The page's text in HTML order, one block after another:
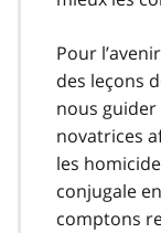
Pour
des leçons
nous
novatrices
les
conjugale
comptons